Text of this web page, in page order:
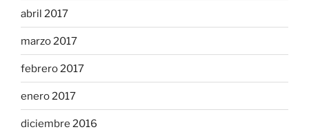
abril 2017
marzo 2017
febrero 2017
enero 2017
diciembre 2016